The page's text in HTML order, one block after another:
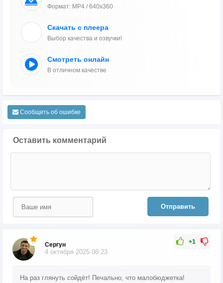
Формат: MP4 / 640x360
Скачать с плеера
Выбор качества и озвучки!
Смотреть онлайн
В отличном качестве
Сообщить об ошибке
Оставить комментарий
Отправить
+1
Сергун
4 октября 2025 08:23
На раз глянуть сойдёт! Печально, что малобюджетка!